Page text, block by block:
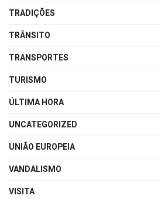
TRADIÇÕES
TRÂNSITO
TRANSPORTES
TURISMO
ÚLTIMA HORA
UNCATEGORIZED
UNIÃO EUROPEIA
VANDALISMO
VISITA